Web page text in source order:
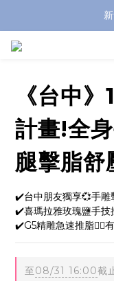
《台中
計畫!全
腿擊脂
✔️台中朋友獨享💞手雕
✔️喜瑪拉雅玫瑰鹽手技
✔️G5精雕急速推脂👉🏻
至08/31 16:00截